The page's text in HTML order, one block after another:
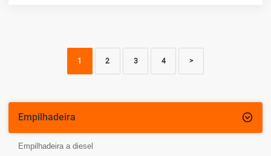
Empilhadeira 
Empilhadeira a diesel
1 2 3 4 >